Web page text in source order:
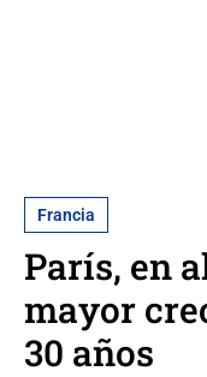
Francia
París, en
mayor
30 años